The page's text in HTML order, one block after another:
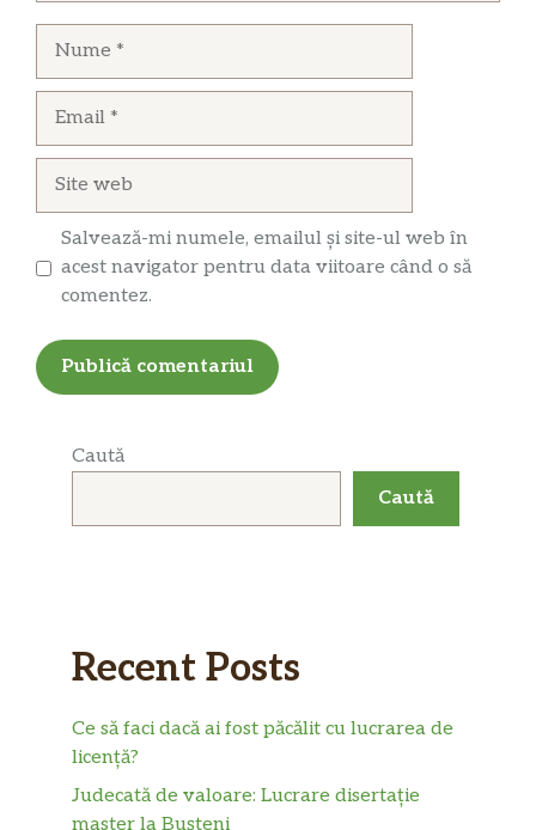
Salvează-mi numele, emailul și site-ul web în
acest navigator pentru data viitoare când o să
comentez.
Caută
Caută
Recent Posts
Ce să faci dacă ai fost păcălit cu lucrarea de
licență?
Judecată de valoare: Lucrare disertație
master la Bușteni